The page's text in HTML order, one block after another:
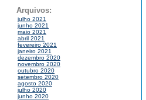
Arquivos:
julho 2021
junho 2021
maio 2021
abril 2021
fevereiro 2021
janeiro 2021
dezembro 2020
novembro 2020
outubro 2020
setembro 2020
agosto 2020
julho 2020
junho 2020